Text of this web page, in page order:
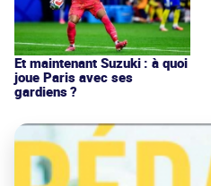
Et maintenant Suzuki : à quoi
joue Paris avec ses
gardiens ?